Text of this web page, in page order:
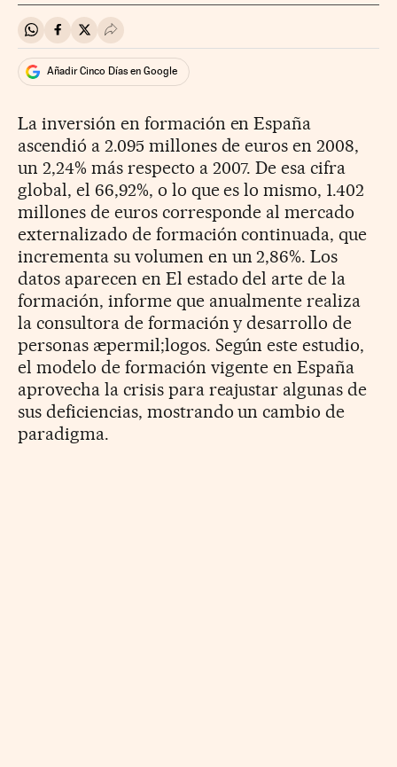
Compartir en Whatsapp
Compartir en Facebook
Compartir en Twitter
Desplegar Redes Sociales
Añadir Cinco Días en Google
La inversión en formación en España
ascendió a 2.095 millones de euros en 2008,
un 2,24% más respecto a 2007. De esa cifra
global, el 66,92%, o lo que es lo mismo, 1.402
millones de euros corresponde al mercado
externalizado de formación continuada, que
incrementa su volumen en un 2,86%. Los
datos aparecen en El estado del arte de la
formación, informe que anualmente realiza
la consultora de formación y desarrollo de
personas æpermil;logos. Según este estudio,
el modelo de formación vigente en España
aprovecha la crisis para reajustar algunas de
sus deficiencias, mostrando un cambio de
paradigma.